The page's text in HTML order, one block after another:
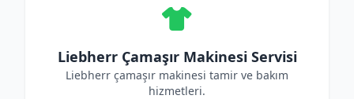
Liebherr Çamaşır Makinesi Servisi
Liebherr çamaşır makinesi tamir ve bakım
hizmetleri.